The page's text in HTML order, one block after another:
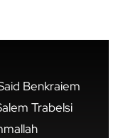
Benkraiem
Trabelsi